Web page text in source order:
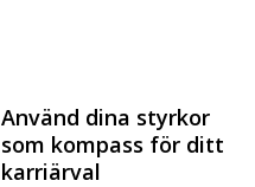
Använd dina styrkor
som kompass för ditt
karriärval